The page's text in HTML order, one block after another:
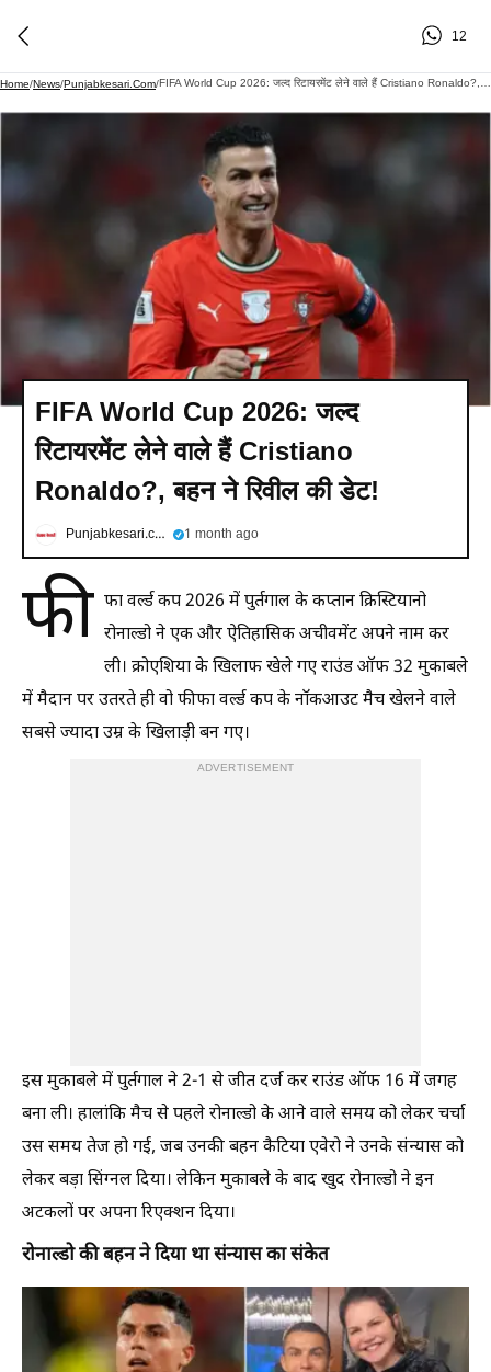
12
Home/News/Punjabkesari.com/
FIFA World Cup 2026: जल्द
रिटायरमेंट लेने वाले हैं Cristiano
Ronaldo?, बहन ने रिवील की डेट!
Punjabkesari.com 1 month ago
फी फा वर्ल्ड कप 2026 में पुर्तगाल के कप्तान क्रिस्टियानो
रोनाल्डो ने एक और ऐतिहासिक अचीवमेंट अपने नाम कर
ली। क्रोएशिया के खिलाफ खेले गए राउंड ऑफ 32 मुकाबले
में मैदान पर उतरते ही वो फीफा वर्ल्ड कप के नॉकआउट मैच खेलने वाले
सबसे ज्यादा उम्र के खिलाड़ी बन गए।
ADVERTISEMENT
इस मुकाबले में पुर्तगाल ने 2-1 से जीत दर्ज कर राउंड ऑफ 16 में जगह
बना ली। हालांकि मैच से पहले रोनाल्डो के आने वाले समय को लेकर चर्चा
उस समय तेज हो गई, जब उनकी बहन कैटिया एवेरो ने उनके संन्यास को
लेकर बड़ा सिंग्नल दिया। लेकिन मुकाबले के बाद खुद रोनाल्डो ने इन
अटकलों पर अपना रिएक्शन दिया।
रोनाल्डो की बहन ने दिया था संन्यास का संकेत